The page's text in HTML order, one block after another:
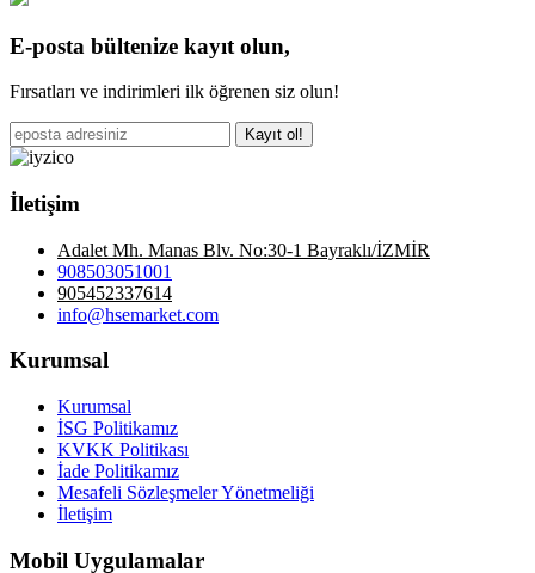
E-posta bültenize kayıt olun,
Fırsatları ve indirimleri ilk öğrenen siz olun!
Kayıt ol!
İletişim
Adalet Mh. Manas Blv. No:30-1 Bayraklı/İZMİR
908503051001
905452337614
info@hsemarket.com
Kurumsal
Kurumsal
İSG Politikamız
KVKK Politikası
İade Politikamız
Mesafeli Sözleşmeler Yönetmeliği
İletişim
Mobil Uygulamalar